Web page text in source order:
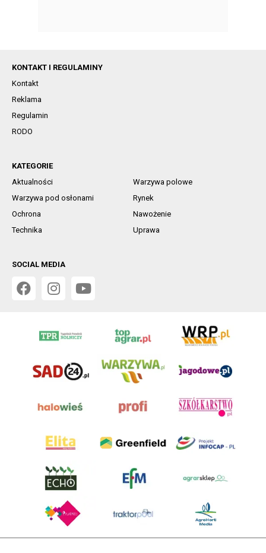
KONTAKT I REGULAMINY
Kontakt
Reklama
Regulamin
RODO
KATEGORIE
Aktualności
Warzywa polowe
Warzywa pod osłonami
Rynek
Ochrona
Nawożenie
Technika
Uprawa
SOCIAL MEDIA